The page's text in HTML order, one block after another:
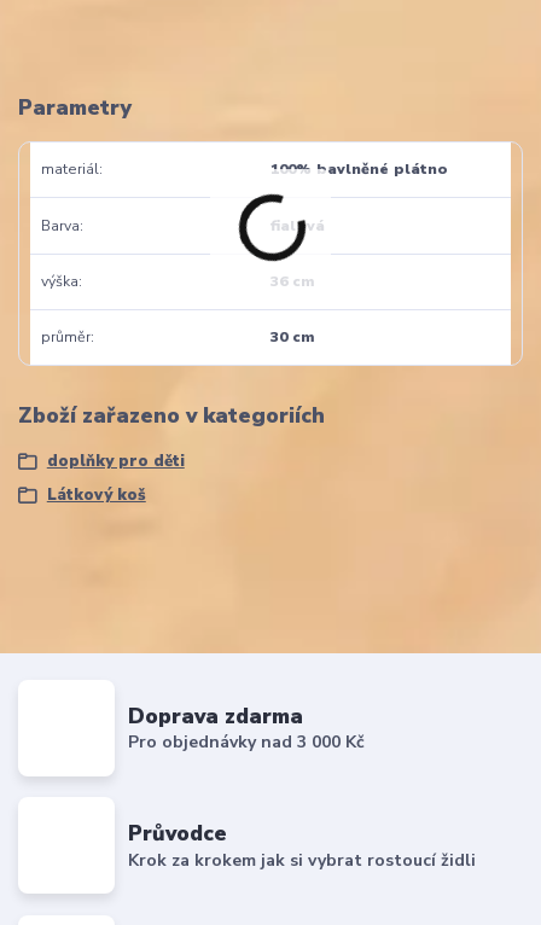
Parametry
materiál 100% bavlněné plátno
Barva fialová
výška 36 cm
průměr 30 cm
Zboží zařazeno v kategoriích
doplňky pro děti
Látkový koš
Doprava zdarma
Pro objednávky nad 3 000 Kč
Průvodce
Krok za krokem jak si vybrat rostoucí židli